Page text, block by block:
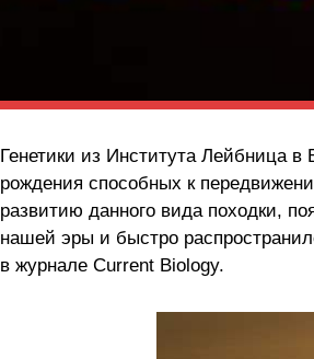
Генетики из Института Лейбница
рождения способных к
развитию данного вида походки,
нашей эры и быстро
в журнале Current Biology.